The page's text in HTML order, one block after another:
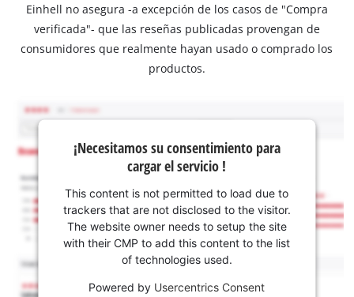
Einhell no asegura -a excepción de los casos de "Compra
verificada"- que las reseñas publicadas provengan de
consumidores que realmente hayan usado o comprado los
productos.
¡Necesitamos su consentimiento para
cargar el servicio !
This content is not permitted to load due to
trackers that are not disclosed to the visitor.
The website owner needs to setup the site
with their CMP to add this content to the list
of technologies used.
Powered by Usercentrics Consent